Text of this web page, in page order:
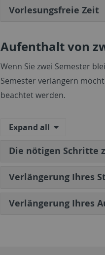
Vorlesungsfreie Zeit
Aufenthalt von
Wenn Sie zwei Semester
Semester verlängern
beachtet werden.
Expand all
Die nötigen Schritte
Verlängerung Ihres
Verlängerung Ihres